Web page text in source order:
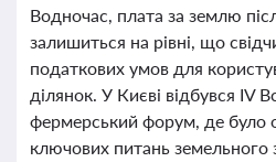
Водночас, плата за землю
залишиться на рівні, що
податкових умов для
ділянок. У Києві відбувся IV
фермерський форум, де було
ключових питань земельного